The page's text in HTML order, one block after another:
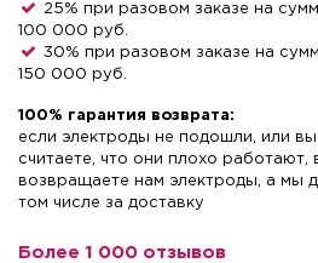
25% при разовом заказе на
100 000 руб.
30% при разовом заказе на
150 000 руб.
100% гарантия возврата:
если электроды не подошли, или вы
считаете, что они плохо работают,
возвращаете нам электроды, а мы
том числе за доставку
Более 1 000 отзывов